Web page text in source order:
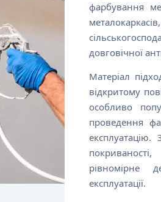
фарбування
довговічної
Матеріал
відкритому
особливо
проведення
експлуатацію.
рівномірне
експлуатації.